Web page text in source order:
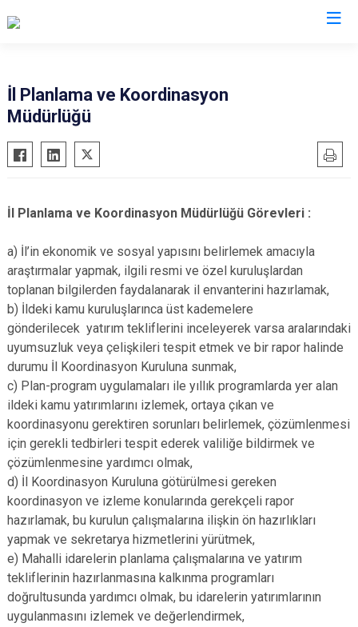
İl Planlama ve Koordinasyon
Müdürlüğü
İl Planlama ve Koordinasyon Müdürlüğü Görevleri :
a) İl’in ekonomik ve sosyal yapısını belirlemek amacıyla
araştırmalar yapmak, ilgili resmi ve özel kuruluşlardan
toplanan bilgilerden faydalanarak il envanterini hazırlamak,
b) İldeki kamu kuruluşlarınca üst kademelere
gönderilecek yatırım tekliflerini inceleyerek varsa aralarındaki
uyumsuzluk veya çelişkileri tespit etmek ve bir rapor halinde
durumu İl Koordinasyon Kuruluna sunmak,
c) Plan-program uygulamaları ile yıllık programlarda yer alan
ildeki kamu yatırımlarını izlemek, ortaya çıkan ve
koordinasyonu gerektiren sorunları belirlemek, çözümlenmesi
için gerekli tedbirleri tespit ederek valiliğe bildirmek ve
çözümlenmesine yardımcı olmak,
d) İl Koordinasyon Kuruluna götürülmesi gereken
koordinasyon ve izleme konularında gerekçeli rapor
hazırlamak, bu kurulun çalışmalarına ilişkin ön hazırlıkları
yapmak ve sekretarya hizmetlerini yürütmek,
e) Mahalli idarelerin planlama çalışmalarına ve yatırım
tekliflerinin hazırlanmasına kalkınma programları
doğrultusunda yardımcı olmak, bu idarelerin yatırımlarının
uygulanmasını izlemek ve değerlendirmek,